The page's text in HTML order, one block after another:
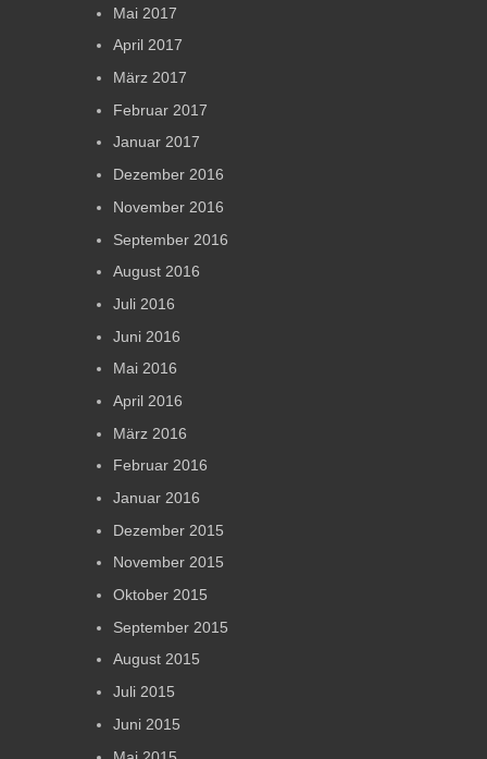
Mai 2017
April 2017
März 2017
Februar 2017
Januar 2017
Dezember 2016
November 2016
September 2016
August 2016
Juli 2016
Juni 2016
Mai 2016
April 2016
März 2016
Februar 2016
Januar 2016
Dezember 2015
November 2015
Oktober 2015
September 2015
August 2015
Juli 2015
Juni 2015